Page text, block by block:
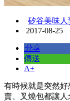
矽谷美味人
2017-08-25
分享
傳送
A+
有時候就是突然好
賣、叉燒包都讓